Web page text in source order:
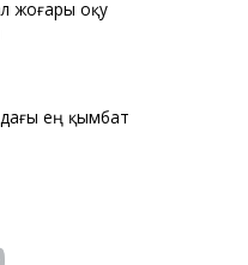
жоғары оқу
ең қымбат